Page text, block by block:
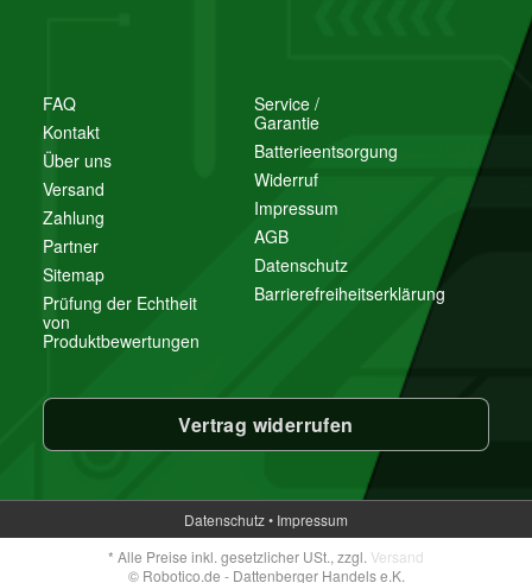
FAQ
Kontakt
Über uns
Versand
Zahlung
Partner
Sitemap
Prüfung der Echtheit
von
Produktbewertungen
Service /
Garantie
Batterieentsorgung
Widerruf
Impressum
AGB
Datenschutz
Barrierefreiheitserklärung
Vertrag widerrufen
Datenschutz• Impressum
* Alle Preise inkl. gesetzlicher USt., zzgl. Versand
© Robotico.de - Dattenberger Handels e.K.